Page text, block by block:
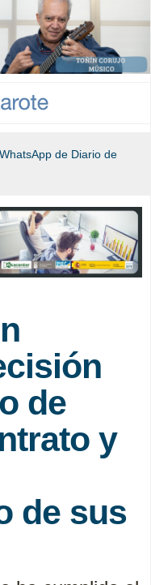
de Diario de
de
y
de sus